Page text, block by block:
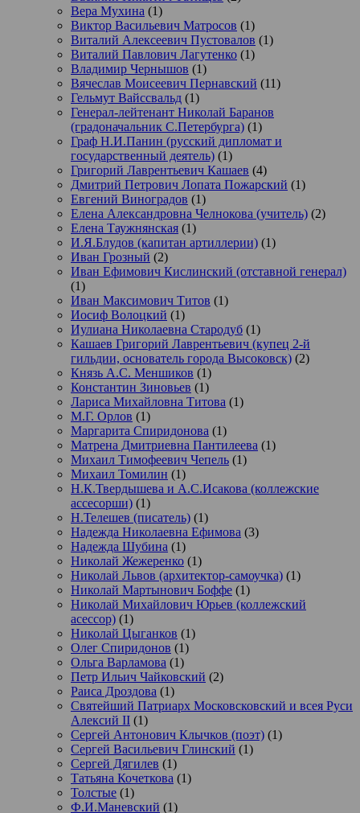
Вера Мухина (1)
Виктор Васильевич Матросов (1)
Виталий Алексеевич Пустовалов (1)
Виталий Павлович Лагутенко (1)
Владимир Чернышов (1)
Вячеслав Моисеевич Пернавский (11)
Гельмут Вайссвальд (1)
Генерал-лейтенант Николай Баранов
(градоначальник С.Петербурга) (1)
Граф Н.И.Панин (русский дипломат и
государственный деятель) (1)
Григорий Лаврентьевич Кашаев (4)
Дмитрий Петрович Лопата Пожарский (1)
Евгений Виноградов (1)
Елена Александровна Челнокова (учитель) (2)
Елена Таужнянская (1)
И.Я.Блудов (капитан артиллерии) (1)
Иван Грозный (2)
Иван Ефимович Кислинский (отставной генерал)
(1)
Иван Максимович Титов (1)
Иосиф Волоцкий (1)
Иулиана Николаевна Стародуб (1)
Кашаев Григорий Лаврентьевич (купец 2-й
гильдии, основатель города Высоковск) (2)
Князь А.С. Меншиков (1)
Константин Зиновьев (1)
Лариса Михайловна Титова (1)
М.Г. Орлов (1)
Маргарита Спиридонова (1)
Матрена Дмитриевна Пантилеева (1)
Михаил Тимофеевич Чепель (1)
Михаил Томилин (1)
Н.К.Твердышева и А.С.Исакова (коллежские
ассесорши) (1)
Н.Телешев (писатель) (1)
Надежда Николаевна Ефимова (3)
Надежда Шубина (1)
Николай Жежеренко (1)
Николай Львов (архитектор-самоучка) (1)
Николай Мартынович Боффе (1)
Николай Михайлович Юрьев (коллежский
асессор) (1)
Николай Цыганков (1)
Олег Спиридонов (1)
Ольга Варламова (1)
Петр Ильич Чайковский (2)
Раиса Дроздова (1)
Святейший Патриарх Московсковский и всея Руси
Алексий II (1)
Сергей Антонович Клычков (поэт) (1)
Сергей Васильевич Глинский (1)
Сергей Дягилев (1)
Татьяна Кочеткова (1)
Толстые (1)
Ф.И.Маневский (1)